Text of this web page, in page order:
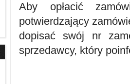
Aby opłacić
potwierdzający
dopisać swój nr
sprzedawcy, który